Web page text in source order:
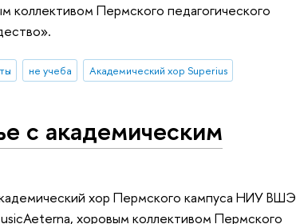
коллективом Пермского педагогического
не учеба Академический хор Superius
с академическим
хор Пермского кампуса НИУ ВШЭ
хоровым коллективом Пермского